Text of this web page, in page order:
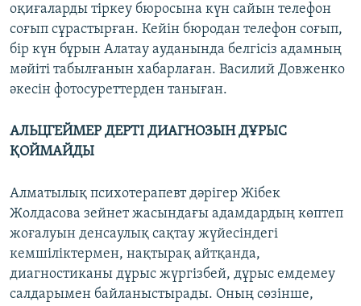
оқиғаларды тіркеу бюросына күн сайын телефон
соғып сұрастырған. Кейін бюродан телефон соғып,
бір күн бұрын Алатау ауданында белгісіз адамның
мәйіті табылғанын хабарлаған. Василий Довженко
әкесін фотосуреттерден таныған.
АЛЬЦГЕЙМЕР ДЕРТІ ДИАГНОЗЫН ДҰРЫС
ҚОЙМАЙДЫ
Алматылық психотерапевт дәрігер Жібек
Жолдасова зейнет жасындағы адамдардың көптеп
жоғалуын денсаулық сақтау жүйесіндегі
кемшіліктермен, нақтырақ айтқанда,
диагностиканы дұрыс жүргізбей, дұрыс емдемеу
салдарымен байланыстырады. Оның сөзінше,